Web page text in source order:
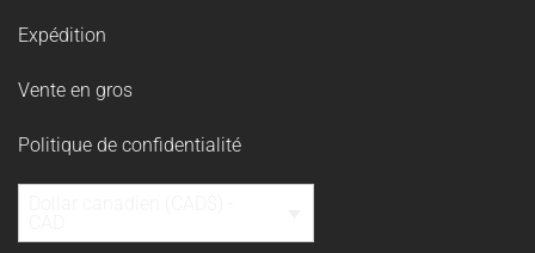
Expédition
Vente en gros
Politique de confidentialité